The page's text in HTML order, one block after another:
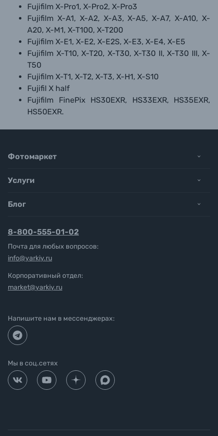
Fujifilm X-Pro1, X-Pro2, X-Pro3
Fujifilm X-A1, X-A2, X-A3, X-A5, X-A7, X-A10, X-
A20, X-M1, X-T100, X-T200
Fujifilm X-E1, X-E2, X-E2S, X-E3, X-E4, X-E5
Fujifilm X-T10, X-T20, X-T30, X-T30 II, X-T30 III, X-
T50
Fujifilm X-T1, X-T2, X-T3, X-H1, X-S10
Fujifil X half
Fujifilm FinePix HS30EXR, HS33EXR, HS35EXR,
HS50EXR.
Фотомаркет
Услуги
Блог
8-800-555-01-02
Почта для любых вопросов:
info@yarkiy.ru
Корпоративный отдел:
market@yarkiy.ru
Напишите нам в мессенджерах:
Мы в соц.сетях